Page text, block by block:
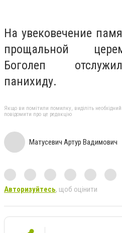
На увековечение
прощальной
Боголеп
панихиду.
Якщо ви помітили помилку, виділіть
повідомити про це редакцію
Матусевич Артур Вадимович
Авторизуйтесь, щоб оцінити